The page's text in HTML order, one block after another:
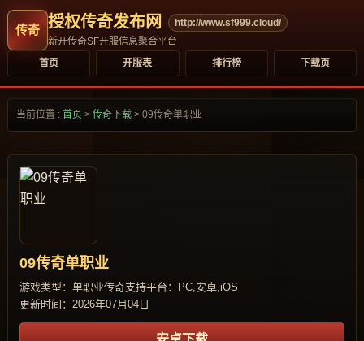
授权传奇发布网
http://www.sf999.cloud/
新开传奇SF开服信息聚合平台
首页
开服表 排行榜 下载页
当前位置 : 首页 > 传奇下载 > 09传奇单职业
09传奇单职业
游戏类型：单职业传奇支持平台：PC,安卓,iOS
更新时间：2026年07月04日